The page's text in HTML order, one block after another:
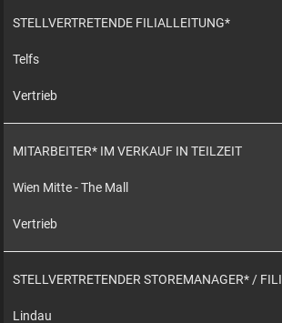
STELLVERTRETENDE FILIALLEITUNG*
Telfs
Vertrieb
MITARBEITER* IM VERKAUF IN TEILZEIT
Wien Mitte - The Mall
Vertrieb
STELLVERTRETENDER STOREMANAGER* /
Lindau